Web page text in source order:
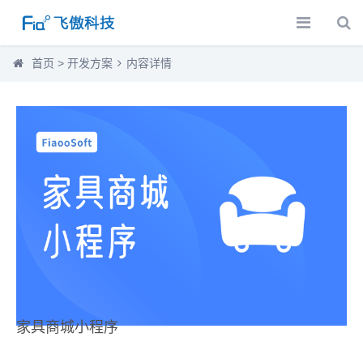
首页 > 开发方案 内容详情
家具商城小程序